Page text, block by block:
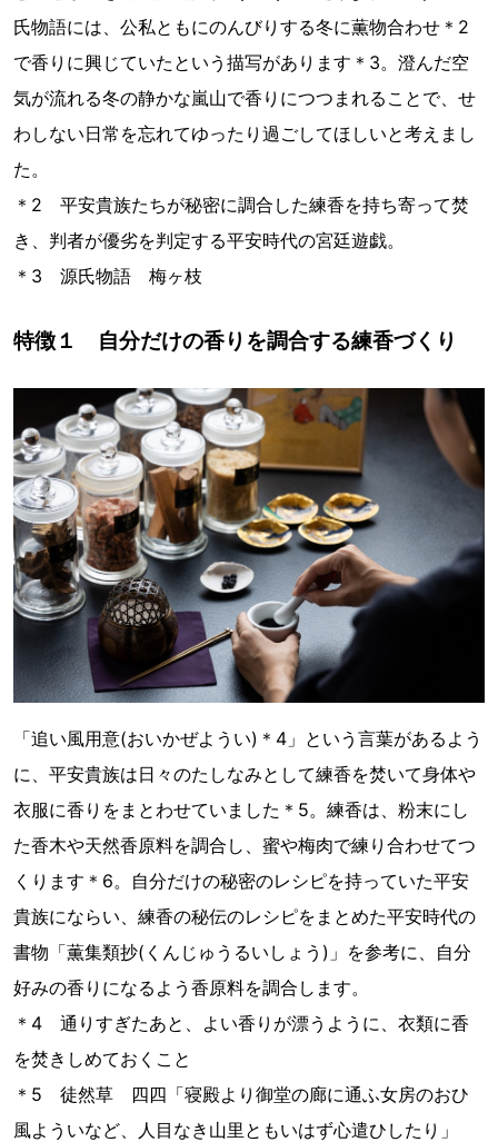
氏物語には、公私ともにのんびりする冬に薫物合わせ＊2
で香りに興じていたという描写があります＊3。澄んだ空
気が流れる冬の静かな嵐山で香りにつつまれることで、せ
わしない日常を忘れてゆったり過ごしてほしいと考えまし
た。
＊2 平安貴族たちが秘密に調合した練香を持ち寄って焚
き、判者が優劣を判定する平安時代の宮廷遊戯。
＊3 源氏物語 梅ヶ枝
特徴１ 自分だけの香りを調合する練香づくり
「追い風用意(おいかぜようい)＊4」という言葉があるよう
に、平安貴族は日々のたしなみとして練香を焚いて身体や
衣服に香りをまとわせていました＊5。練香は、粉末にし
た香木や天然香原料を調合し、蜜や梅肉で練り合わせてつ
くります＊6。自分だけの秘密のレシピを持っていた平安
貴族にならい、練香の秘伝のレシピをまとめた平安時代の
書物「薫集類抄(くんじゅうるいしょう)」を参考に、自分
好みの香りになるよう香原料を調合します。
＊4 通りすぎたあと、よい香りが漂うように、衣類に香
を焚きしめておくこと
＊5 徒然草 四四「寝殿より御堂の廊に通ふ女房のおひ
風よういなど、人目なき山里ともいはず心遣ひしたり」